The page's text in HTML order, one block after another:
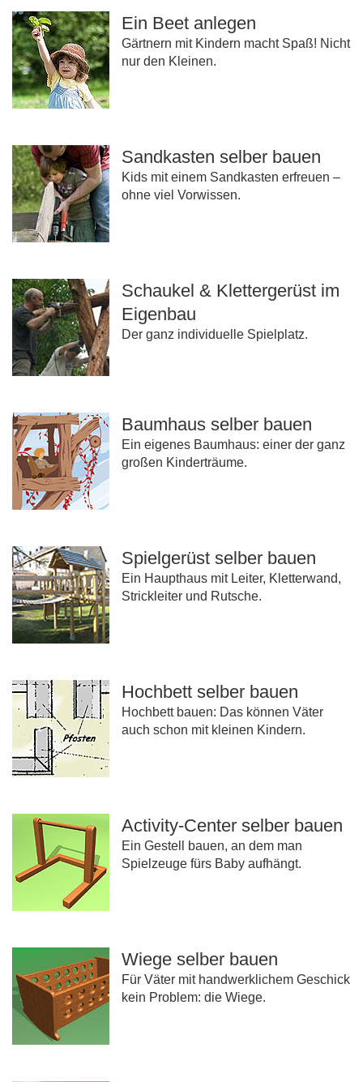
Ein Beet anlegen
Gärtnern mit Kindern macht Spaß! Nicht
nur den Kleinen.
Sandkasten selber bauen
Kids mit einem Sandkasten erfreuen –
ohne viel Vorwissen.
Schaukel & Klettergerüst im
Eigenbau
Der ganz individuelle Spielplatz.
Baumhaus selber bauen
Ein eigenes Baumhaus: einer der ganz
großen Kinderträume.
Spielgerüst selber bauen
Ein Haupthaus mit Leiter, Kletterwand,
Strickleiter und Rutsche.
Hochbett selber bauen
Hochbett bauen: Das können Väter
auch schon mit kleinen Kindern.
Activity-Center selber bauen
Ein Gestell bauen, an dem man
Spielzeuge fürs Baby aufhängt.
Wiege selber bauen
Für Väter mit handwerklichem Geschick
kein Problem: die Wiege.